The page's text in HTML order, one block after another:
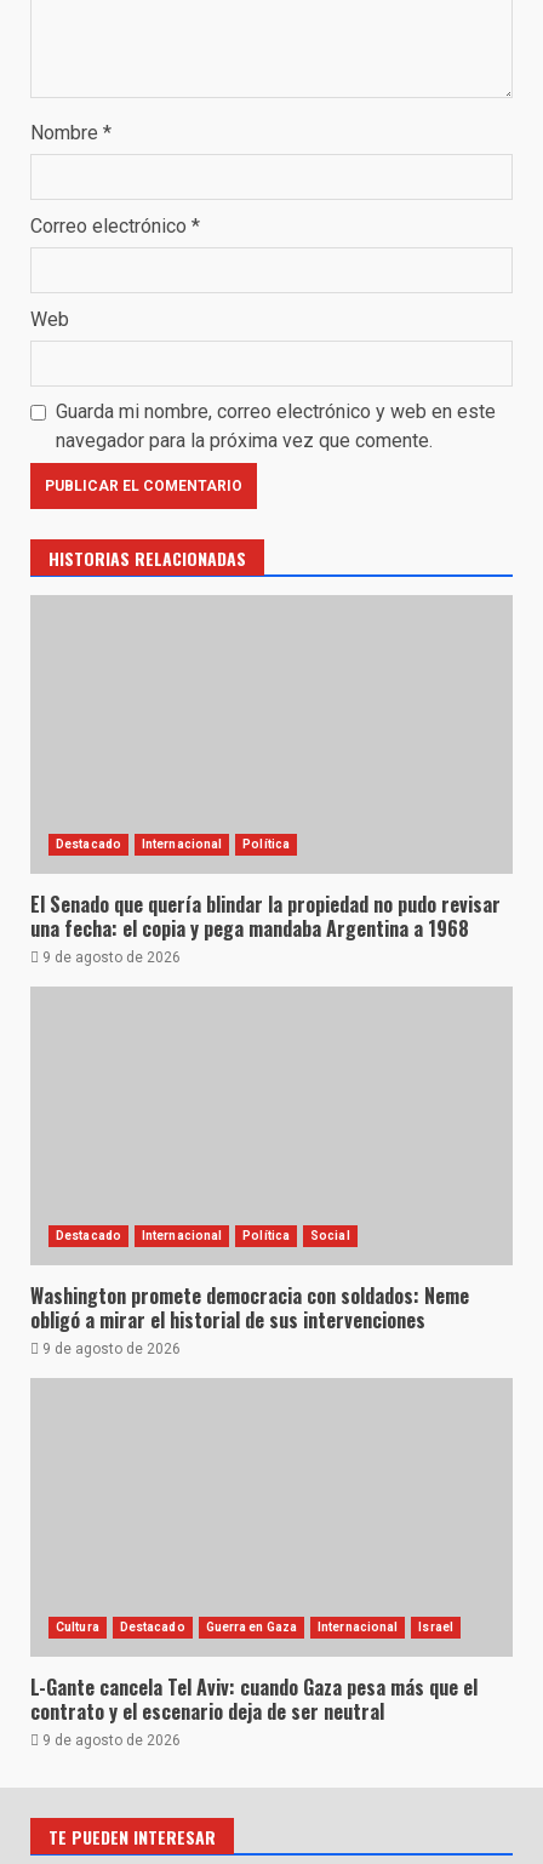
Nombre *
Correo electrónico *
Web
Guarda mi nombre, correo electrónico y web en este
navegador para la próxima vez que comente.
HISTORIAS RELACIONADAS
Destacado Internacional Política
El Senado que quería blindar la propiedad no pudo revisar
una fecha: el copia y pega mandaba Argentina a 1968
9 de agosto de 2026
Destacado Internacional Política Social
Washington promete democracia con soldados: Neme
obligó a mirar el historial de sus intervenciones
9 de agosto de 2026
Cultura Destacado Guerra en Gaza Internacional Israel
L-Gante cancela Tel Aviv: cuando Gaza pesa más que el
contrato y el escenario deja de ser neutral
9 de agosto de 2026
TE PUEDEN INTERESAR